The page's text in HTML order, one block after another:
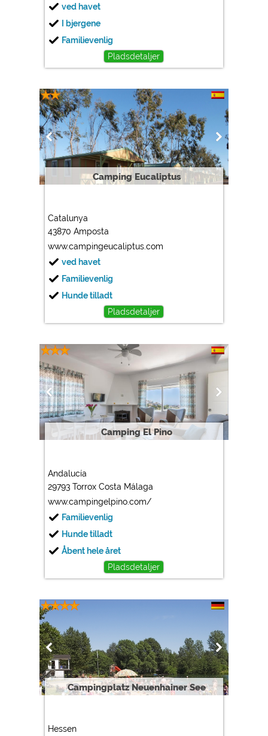
ved havet
I bjergene
Familievenlig
Pladsdetaljer
Camping Eucaliptus
Catalunya
43870 Amposta
www.campingeucaliptus.com
ved havet
Familievenlig
Hunde tilladt
Pladsdetaljer
Camping El Pino
Andalucía
29793 Torrox Costa Málaga
www.campingelpino.com/
Familievenlig
Hunde tilladt
Åbent hele året
Pladsdetaljer
Campingplatz Neuenhainer See
Hessen